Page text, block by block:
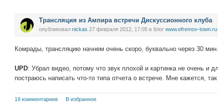
Трансляция из Ампира встречи Дискуссионного клуба
опубликовал nickas 27 февраля 2012, 17:05 в блог www.efremov-town.ru
Комрады, трансляцию начнем очень скоро, буквально через 30
UPD: Убрал видео, потому что звук плохой и картинка не очень и
постраюсь написать что-то типа отчета о встрече. Мне кажется,
19 комментариев В избранное